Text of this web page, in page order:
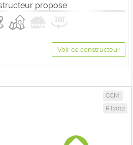
propose
Voir ce constructeur
CCMI
RT2012